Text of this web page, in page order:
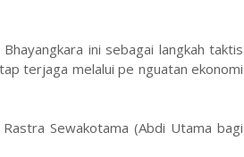
ini sebagai langkah taktis
terjaga melalui pe nguatan ekonomi
Sewakotama (Abdi Utama bagi